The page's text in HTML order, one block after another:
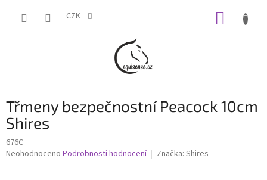
CZK
Třmeny bezpečnostní Peacock 10cm
Shires
676C
Průměrné
Neohodnoceno Podrobnosti hodnocení Značka: Shires